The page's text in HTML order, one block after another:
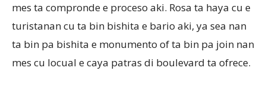
mes ta compronde e proceso aki. Rosa ta haya cu e
turistanan cu ta bin bishita e bario aki, ya sea nan
ta bin pa bishita e monumento of ta bin pa join nan
mes cu locual e caya patras di boulevard ta ofrece.